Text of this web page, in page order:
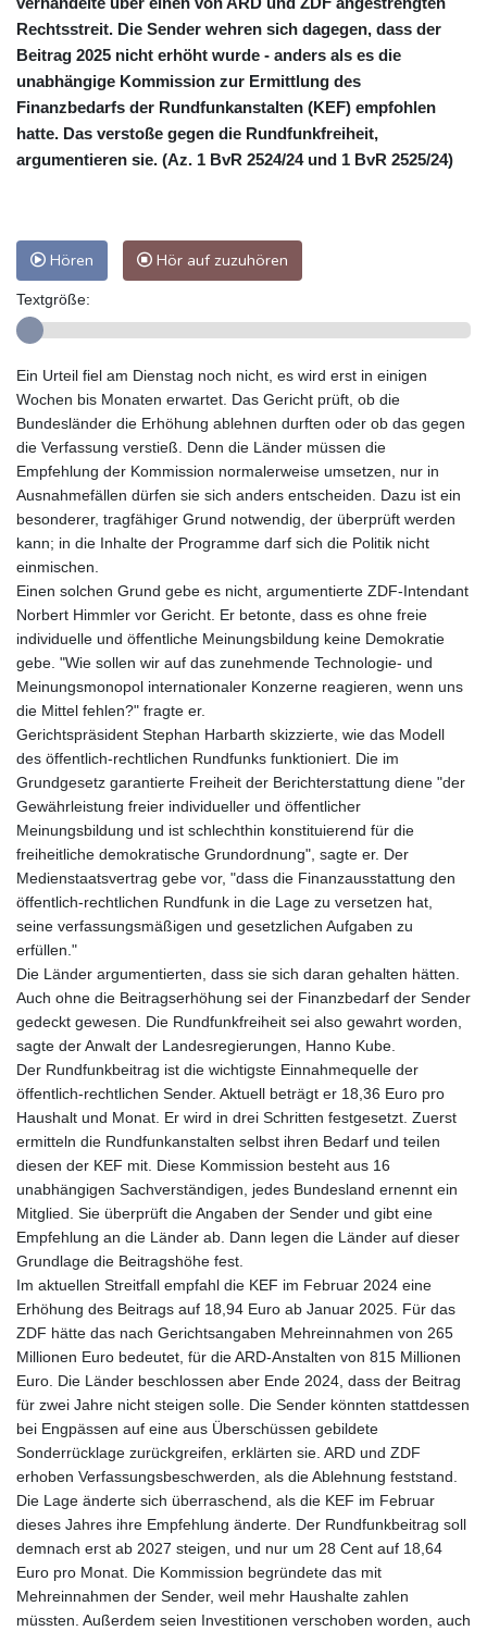
Rechtsstreit. Die Sender wehren sich dagegen, dass der
Beitrag 2025 nicht erhöht wurde - anders als es die
unabhängige Kommission zur Ermittlung des
Finanzbedarfs der Rundfunkanstalten (KEF) empfohlen
hatte. Das verstoße gegen die Rundfunkfreiheit,
argumentieren sie. (Az. 1 BvR 2524/24 und 1 BvR 2525/24)
Hören Hör auf zuzuhören
Textgröße:
Ein Urteil fiel am Dienstag noch nicht, es wird erst in einigen
Wochen bis Monaten erwartet. Das Gericht prüft, ob die
Bundesländer die Erhöhung ablehnen durften oder ob das gegen
die Verfassung verstieß. Denn die Länder müssen die
Empfehlung der Kommission normalerweise umsetzen, nur in
Ausnahmefällen dürfen sie sich anders entscheiden. Dazu ist ein
besonderer, tragfähiger Grund notwendig, der überprüft werden
kann; in die Inhalte der Programme darf sich die Politik nicht
einmischen.
Einen solchen Grund gebe es nicht, argumentierte ZDF-Intendant
Norbert Himmler vor Gericht. Er betonte, dass es ohne freie
individuelle und öffentliche Meinungsbildung keine Demokratie
gebe. "Wie sollen wir auf das zunehmende Technologie- und
Meinungsmonopol internationaler Konzerne reagieren, wenn uns
die Mittel fehlen?" fragte er.
Gerichtspräsident Stephan Harbarth skizzierte, wie das Modell
des öffentlich-rechtlichen Rundfunks funktioniert. Die im
Grundgesetz garantierte Freiheit der Berichterstattung diene "der
Gewährleistung freier individueller und öffentlicher
Meinungsbildung und ist schlechthin konstituierend für die
freiheitliche demokratische Grundordnung", sagte er. Der
Medienstaatsvertrag gebe vor, "dass die Finanzausstattung den
öffentlich-rechtlichen Rundfunk in die Lage zu versetzen hat,
seine verfassungsmäßigen und gesetzlichen Aufgaben zu
erfüllen."
Die Länder argumentierten, dass sie sich daran gehalten hätten.
Auch ohne die Beitragserhöhung sei der Finanzbedarf der Sender
gedeckt gewesen. Die Rundfunkfreiheit sei also gewahrt worden,
sagte der Anwalt der Landesregierungen, Hanno Kube.
Der Rundfunkbeitrag ist die wichtigste Einnahmequelle der
öffentlich-rechtlichen Sender. Aktuell beträgt er 18,36 Euro pro
Haushalt und Monat. Er wird in drei Schritten festgesetzt. Zuerst
ermitteln die Rundfunkanstalten selbst ihren Bedarf und teilen
diesen der KEF mit. Diese Kommission besteht aus 16
unabhängigen Sachverständigen, jedes Bundesland ernennt ein
Mitglied. Sie überprüft die Angaben der Sender und gibt eine
Empfehlung an die Länder ab. Dann legen die Länder auf dieser
Grundlage die Beitragshöhe fest.
Im aktuellen Streitfall empfahl die KEF im Februar 2024 eine
Erhöhung des Beitrags auf 18,94 Euro ab Januar 2025. Für das
ZDF hätte das nach Gerichtsangaben Mehreinnahmen von 265
Millionen Euro bedeutet, für die ARD-Anstalten von 815 Millionen
Euro. Die Länder beschlossen aber Ende 2024, dass der Beitrag
für zwei Jahre nicht steigen solle. Die Sender könnten stattdessen
bei Engpässen auf eine aus Überschüssen gebildete
Sonderrücklage zurückgreifen, erklärten sie. ARD und ZDF
erhoben Verfassungsbeschwerden, als die Ablehnung feststand.
Die Lage änderte sich überraschend, als die KEF im Februar
dieses Jahres ihre Empfehlung änderte. Der Rundfunkbeitrag soll
demnach erst ab 2027 steigen, und nur um 28 Cent auf 18,64
Euro pro Monat. Die Kommission begründete das mit
Mehreinnahmen der Sender, weil mehr Haushalte zahlen
müssten. Außerdem seien Investitionen verschoben worden, auch